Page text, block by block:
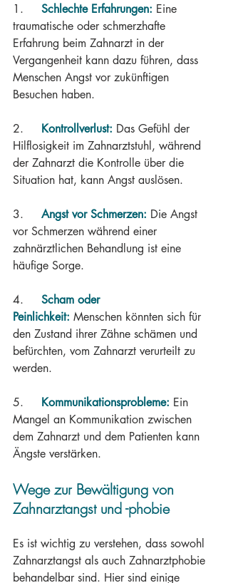
1. Schlechte Erfahrungen: Eine
traumatische oder schmerzhafte
Erfahrung beim Zahnarzt in der
Vergangenheit kann dazu führen, dass
Menschen Angst vor zukünftigen
Besuchen haben.
2. Kontrollverlust: Das Gefühl der
Hilflosigkeit im Zahnarztstuhl, während
der Zahnarzt die Kontrolle über die
Situation hat, kann Angst auslösen.
3. Angst vor Schmerzen: Die Angst
vor Schmerzen während einer
zahnärztlichen Behandlung ist eine
häufige Sorge.
4. Scham oder
Peinlichkeit: Menschen könnten sich für
den Zustand ihrer Zähne schämen und
befürchten, vom Zahnarzt verurteilt zu
werden.
5. Kommunikationsprobleme: Ein
Mangel an Kommunikation zwischen
dem Zahnarzt und dem Patienten kann
Ängste verstärken.
Wege zur Bewältigung von
Zahnarztangst und -phobie
Es ist wichtig zu verstehen, dass sowohl
Zahnarztangst als auch Zahnarztphobie
behandelbar sind. Hier sind einige